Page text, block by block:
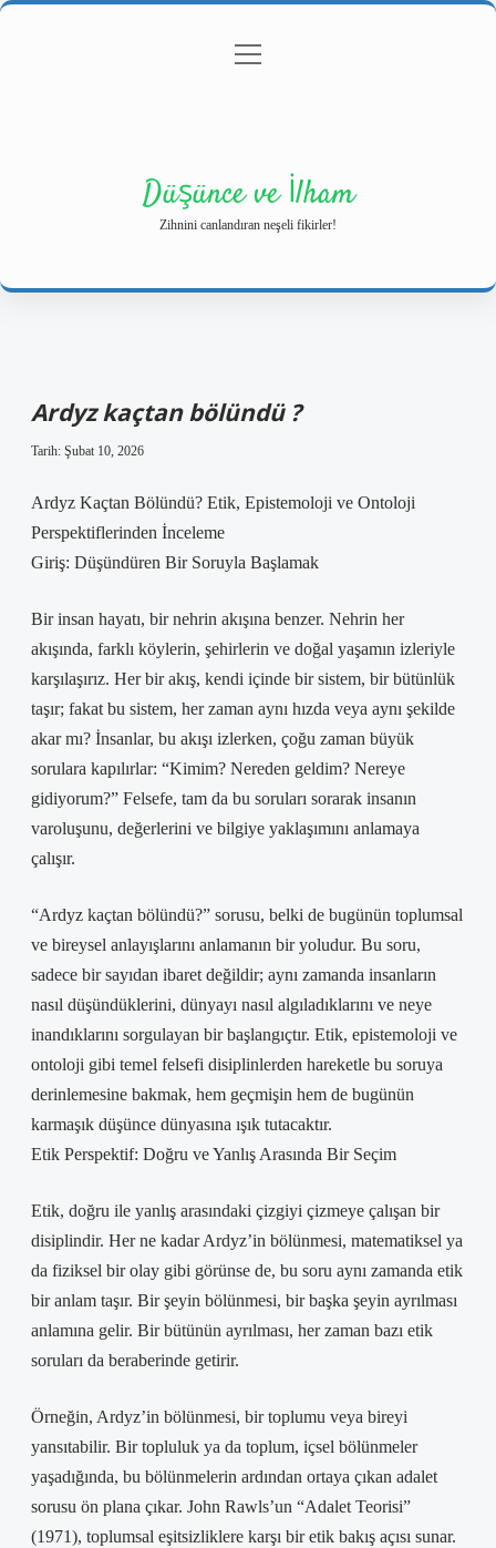
Gizlilik Politikası
menüyü
Düşünce ve İlham
Zihnini canlandıran neşeli fikirler!
Ardyz kaçtan bölündü ?
Tarih: Şubat 10, 2026
Ardyz Kaçtan Bölündü? Etik, Epistemoloji ve Ontoloji
Perspektiflerinden İnceleme
Giriş: Düşündüren Bir Soruyla Başlamak
Bir insan hayatı, bir nehrin akışına benzer. Nehrin her
akışında, farklı köylerin, şehirlerin ve doğal yaşamın izleriyle
karşılaşırız. Her bir akış, kendi içinde bir sistem, bir bütünlük
taşır; fakat bu sistem, her zaman aynı hızda veya aynı şekilde
akar mı? İnsanlar, bu akışı izlerken, çoğu zaman büyük
sorulara kapılırlar: “Kimim? Nereden geldim? Nereye
gidiyorum?” Felsefe, tam da bu soruları sorarak insanın
varoluşunu, değerlerini ve bilgiye yaklaşımını anlamaya
çalışır.
“Ardyz kaçtan bölündü?” sorusu, belki de bugünün toplumsal
ve bireysel anlayışlarını anlamanın bir yoludur. Bu soru,
sadece bir sayıdan ibaret değildir; aynı zamanda insanların
nasıl düşündüklerini, dünyayı nasıl algıladıklarını ve neye
inandıklarını sorgulayan bir başlangıçtır. Etik, epistemoloji ve
ontoloji gibi temel felsefi disiplinlerden hareketle bu soruya
derinlemesine bakmak, hem geçmişin hem de bugünün
karmaşık düşünce dünyasına ışık tutacaktır.
Etik Perspektif: Doğru ve Yanlış Arasında Bir Seçim
Etik, doğru ile yanlış arasındaki çizgiyi çizmeye çalışan bir
disiplindir. Her ne kadar Ardyz’in bölünmesi, matematiksel ya
da fiziksel bir olay gibi görünse de, bu soru aynı zamanda etik
bir anlam taşır. Bir şeyin bölünmesi, bir başka şeyin ayrılması
anlamına gelir. Bir bütünün ayrılması, her zaman bazı etik
soruları da beraberinde getirir.
Örneğin, Ardyz’in bölünmesi, bir toplumu veya bireyi
yansıtabilir. Bir topluluk ya da toplum, içsel bölünmeler
yaşadığında, bu bölünmelerin ardından ortaya çıkan adalet
sorusu ön plana çıkar. John Rawls’un “Adalet Teorisi”
(1971), toplumsal eşitsizliklere karşı bir etik bakış açısı sunar.